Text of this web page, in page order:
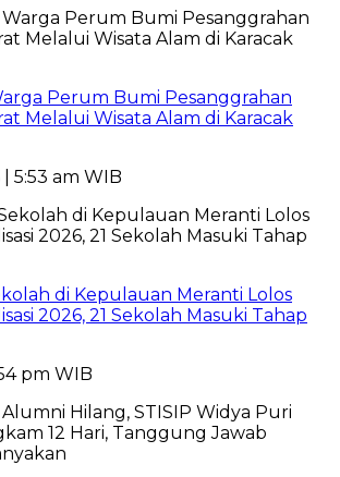
Perum Bumi Pesanggrahan
Melalui Wisata Alam di Karacak
5:53 am WIB
di Kepulauan Meranti Lolos
2026, 21 Sekolah Masuki Tahap
pm WIB